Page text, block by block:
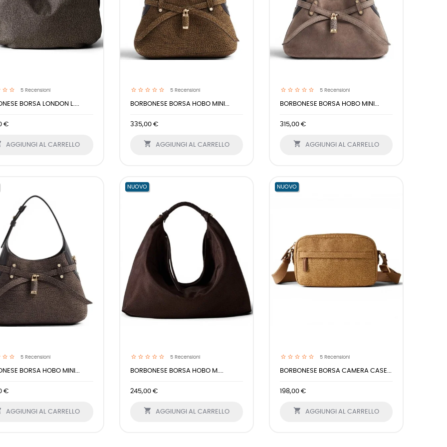
5 Recensioni
BORSA LONDON L....
€
AGGIUNGI AL CARRELLO
5Recensioni
BORBONESE BORSA HOBO MINI...
335,00 €
 AGGIUNGI AL CARRELLO
5Recensioni
BORBONESE BORSA HOBO MINI...
315,00 €
 AGGIUNGI AL CARRELLO
5 Recensioni
BORSA HOBO MINI...
€
AGGIUNGI AL CARRELLO
NUOVO
5Recensioni
BORBONESE BORSA HOBO M....
245,00 €
 AGGIUNGI AL CARRELLO
NUOVO
5Recensioni
BORBONESE BORSA CAMERA CASE...
198,00 €
 AGGIUNGI AL CARRELLO